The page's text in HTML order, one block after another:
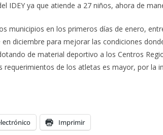
IDEY ya que atiende a 27 niños, ahora de
municipios en los primeros días de enero,
diciembre para mejorar las condiciones
de material deportivo a los Centros
requerimientos de los atletas es mayor, por la
Imprimir